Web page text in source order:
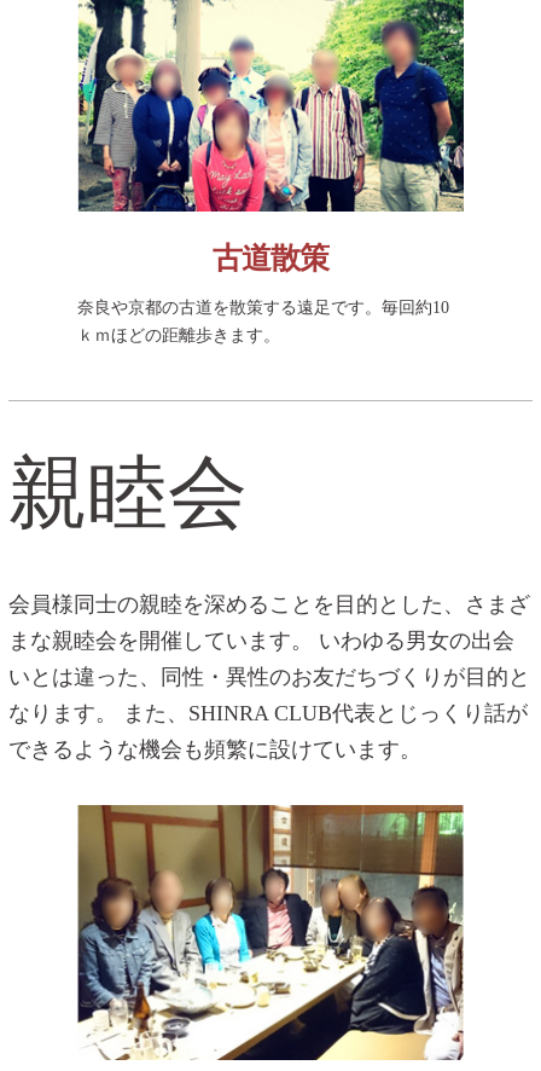
古道散策
奈良や京都の古道を散策する遠足です。毎回約10
ｋｍほどの距離歩きます。
親睦会
会員様同士の親睦を深めることを目的とした、さまざ
まな親睦会を開催しています。
いわゆる男女の出会
いとは違った、同性・異性のお友だちづくりが目的と
なります。
また、SHINRA CLUB代表とじっくり話が
できるような機会も頻繁に設けています。